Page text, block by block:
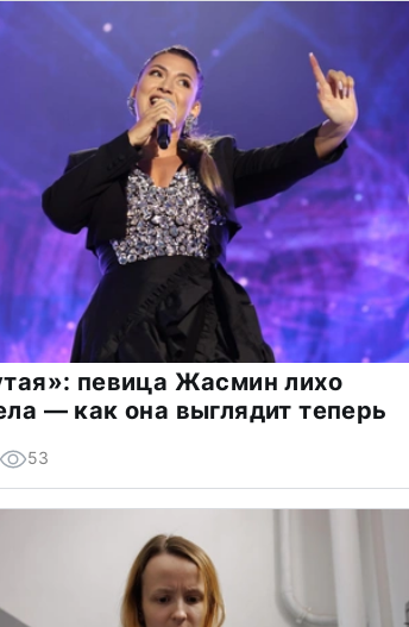
певица Жасмин лихо
— как она выглядит теперь
53